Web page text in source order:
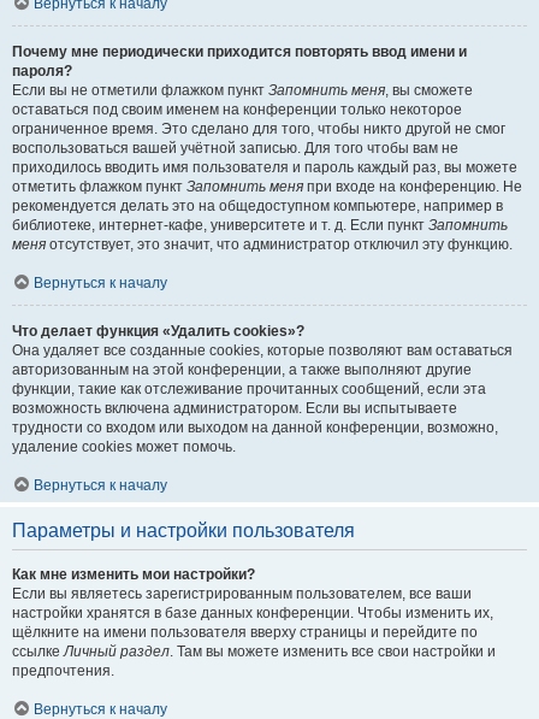
Вернуться к началу
Почему мне периодически приходится повторять ввод имени и
пароля?
Если вы не отметили флажком пункт Запомнить меня, вы сможете
оставаться под своим именем на конференции только некоторое
ограниченное время. Это сделано для того, чтобы никто другой не смог
воспользоваться вашей учётной записью. Для того чтобы вам не
приходилось вводить имя пользователя и пароль каждый раз, вы можете
отметить флажком пункт Запомнить меня при входе на конференцию. Не
рекомендуется делать это на общедоступном компьютере, например в
библиотеке, интернет-кафе, университете и т. д. Если пункт Запомнить
меня отсутствует, это значит, что администратор отключил эту функцию.
Вернуться к началу
Что делает функция «Удалить cookies»?
Она удаляет все созданные cookies, которые позволяют вам оставаться
авторизованным на этой конференции, а также выполняют другие
функции, такие как отслеживание прочитанных сообщений, если эта
возможность включена администратором. Если вы испытываете
трудности со входом или выходом на данной конференции, возможно,
удаление cookies может помочь.
Вернуться к началу
Параметры и настройки пользователя
Как мне изменить мои настройки?
Если вы являетесь зарегистрированным пользователем, все ваши
настройки хранятся в базе данных конференции. Чтобы изменить их,
щёлкните на имени пользователя вверху страницы и перейдите по
ссылкеЛичный раздел. Там вы можете изменить все свои настройки и
предпочтения.
Вернуться к началу